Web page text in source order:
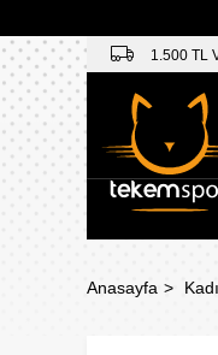
1.500 TL
Anasayfa